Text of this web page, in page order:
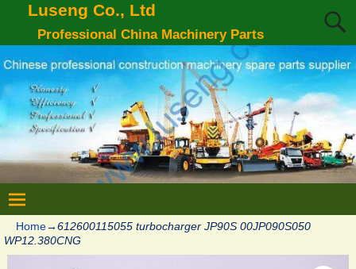
Luseng Co., Ltd
Professional China Machinery Parts
Home→612600115055 turbocharger JP90S 00JP090S050
WP12.380CNG